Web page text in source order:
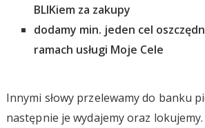
BLIKiem za zakupy
dodamy min. jeden cel
ramach usługi Moje Cele
Innymi słowy przelewamy do banku
następnie je wydajemy oraz lokujemy.